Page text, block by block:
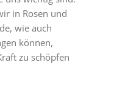
in Rosen und
wie auch
können,
zu schöpfen